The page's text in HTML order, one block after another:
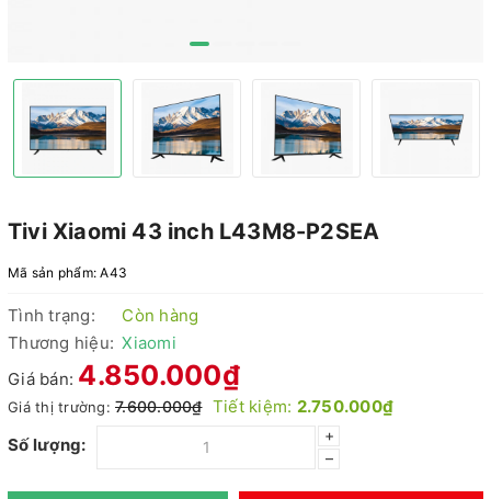
Tivi Xiaomi 43 inch L43M8-P2SEA
Mã sản phẩm:A43
Tình trạng:
Còn hàng
Thương hiệu: Xiaomi
Giá bán: 4.850.000₫
Giá thị trường: 7.600.000₫ Tiết kiệm: 2.750.000₫
Số lượng:
+
–